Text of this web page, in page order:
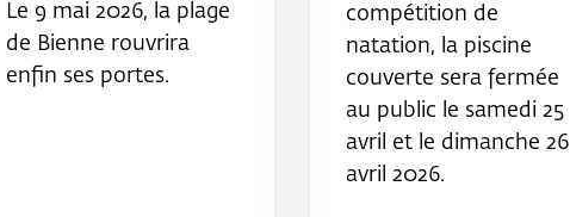
Le 9 mai 2026, la plage
de Bienne rouvrira
enfin ses portes.
compétition de
natation, la piscine
couverte sera fermée
au public le samedi 25
avril et le dimanche 26
avril 2026.